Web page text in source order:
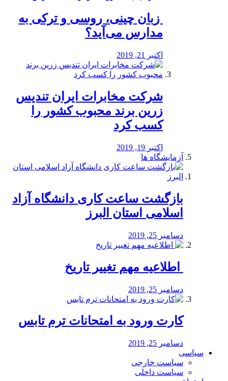
️ زبان چینی، روسی و ترکی به
مدارس می‌آید؟
اکتبر 21, 2019
شرکت مخابرات ایران تندیس
زرین برند محبوب کشور را
کسب کرد
اکتبر 19, 2019
آزمایشگاه ها
بازگشت ساعت کاری دانشگاه آزاد
اسلامی استان البرز
دسامبر 25, 2019
️ اطلاعیه مهم تغییر تاریخ
دسامبر 25, 2019
کارت ورود به امتحانات ترم تابس
دسامبر 25, 2019
سیاسی
سیاست خارجی
سیاست داخلی